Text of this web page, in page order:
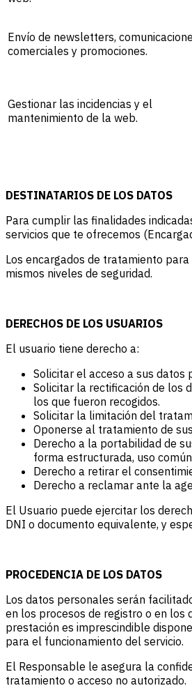
Envío de newsletters,
comerciales y promociones.
Gestionar las incidencias y el
mantenimiento de la web.
DESTINATARIOS DE LOS DATOS
Para cumplir las finalidades
servicios que te ofrecemos
Los encargados de tratamiento
mismos niveles de seguridad.
DERECHOS DE LOS USUARIOS
El usuario tiene derecho a:
Solicitar el acceso a sus datos
Solicitar la rectificación de los
los que fueron recogidos.
Solicitar la limitación del
Oponerse al tratamiento de
Derecho a la portabilidad de
forma estructurada, uso
Derecho a retirar el
Derecho a reclamar ante la
El Usuario puede ejercitar los
DNI o documento equivalente, y
PROCEDENCIA DE LOS DATOS
Los datos personales serán
en los procesos de registro o en los
prestación es imprescindible
para el funcionamiento del servicio.
El Responsable le asegura la
tratamiento o acceso no autorizado.